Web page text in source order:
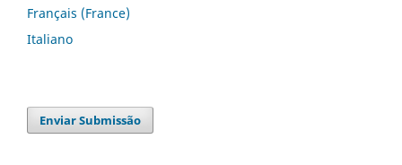
Français (France)
Italiano
Enviar Submissão